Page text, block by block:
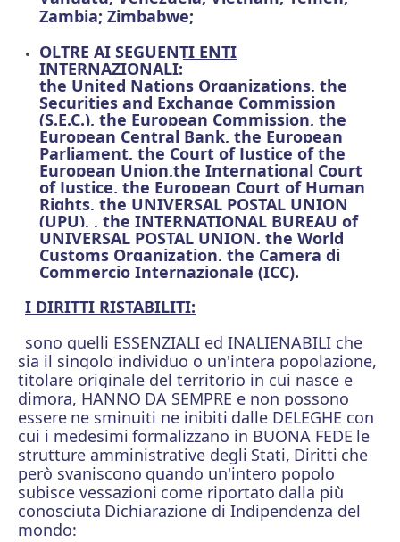
Zambia; Zimbabwe;
OLTRE AI SEGUENTI ENTI
INTERNAZIONALI:
the United Nations Organizations, the
Securities and Exchange Commission
(S.E.C.), the European Commission, the
European Central Bank, the European
Parliament, the Court of Justice of the
European Union,the International Court
of Justice, the European Court of Human
Rights, the UNIVERSAL POSTAL UNION
(UPU), , the INTERNATIONAL BUREAU of
UNIVERSAL POSTAL UNION, the World
Customs Organization, the Camera di
Commercio Internazionale (ICC).
I DIRITTI RISTABILITI:
sono quelli ESSENZIALI ed INALIENABILI che
sia il singolo individuo o un'intera popolazione,
titolare originale del territorio in cui nasce e
dimora, HANNO DA SEMPRE e non possono
essere ne sminuiti ne inibiti dalle DELEGHE con
cui i medesimi formalizzano in BUONA FEDE le
strutture amministrative degli Stati, Diritti che
però svaniscono quando un'intero popolo
subisce vessazioni come riportato dalla più
conosciuta Dichiarazione di Indipendenza del
mondo: